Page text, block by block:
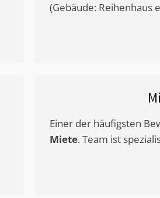
(Gebäude: Reihenhaus
Einer der häufigsten
Miete. Team ist